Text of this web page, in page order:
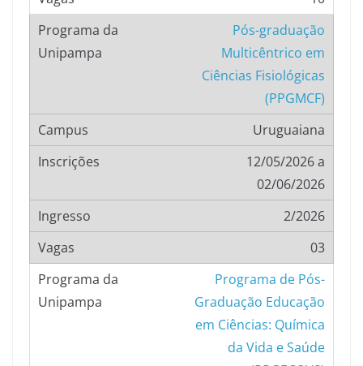
Pós-graduação
Multicêntrico em
Ciências Fisiológicas
(PPGMCF)
Uruguaiana
12/05/2026 a
02/06/2026
2/2026
03
Programa de Pós-
Graduação Educação
em Ciências: Química
da Vida e Saúde